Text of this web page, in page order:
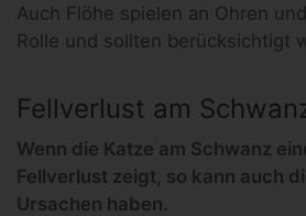
Auch Flöhe spielen an Ohren
Rolle und sollten berücksichtigt
Fellverlust am
Wenn die Katze am Schwanz
Fellverlust zeigt, so kann auch
Ursachen haben.